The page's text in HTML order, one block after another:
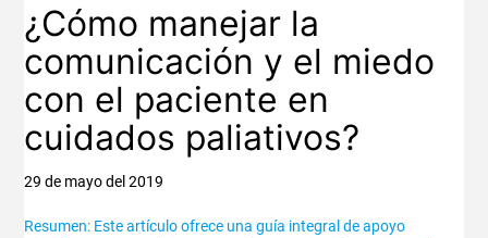
¿Cómo manejar la
comunicación y el miedo
con el paciente en
cuidados paliativos?
29 de mayo del 2019
Resumen: Este artículo ofrece una guía integral de apoyo